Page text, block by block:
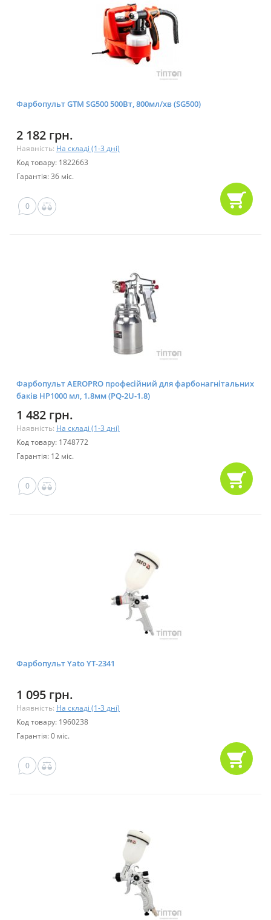
Фарбопульт GTM SG500 500Вт, 800мл/хв (SG500)
2 182 грн.
Наявність: На складі (1-3 дні)
Код товару: 1822663
Гарантія: 36 міс.
0
Фарбопульт AEROPRO професійний для фарбонагнітальних
баків HP1000 мл, 1.8мм (PQ-2U-1.8)
1 482 грн.
Наявність: На складі (1-3 дні)
Код товару: 1748772
Гарантія: 12 міс.
0
Фарбопульт Yato YT-2341
1 095 грн.
Наявність: На складі (1-3 дні)
Код товару: 1960238
Гарантія: 0 міс.
0